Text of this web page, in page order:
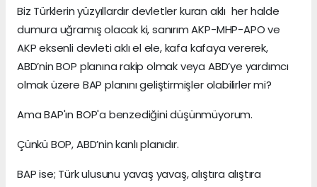
Biz Türklerin yüzyıllardır devletler kuran aklı her halde
dumura uğramış olacak ki, sanırım AKP-MHP-APO ve
AKP eksenli devleti aklı el ele, kafa kafaya vererek,
ABD’nin BOP planına rakip olmak veya ABD’ye yardımcı
olmak üzere BAP planını geliştirmişler olabilirler mi?
Ama BAP'ın BOP'a benzediğini düşünmüyorum.
Çünkü BOP, ABD’nin kanlı planıdır.
BAP ise; Türk ulusunu yavaş yavaş, alıştıra alıştıra